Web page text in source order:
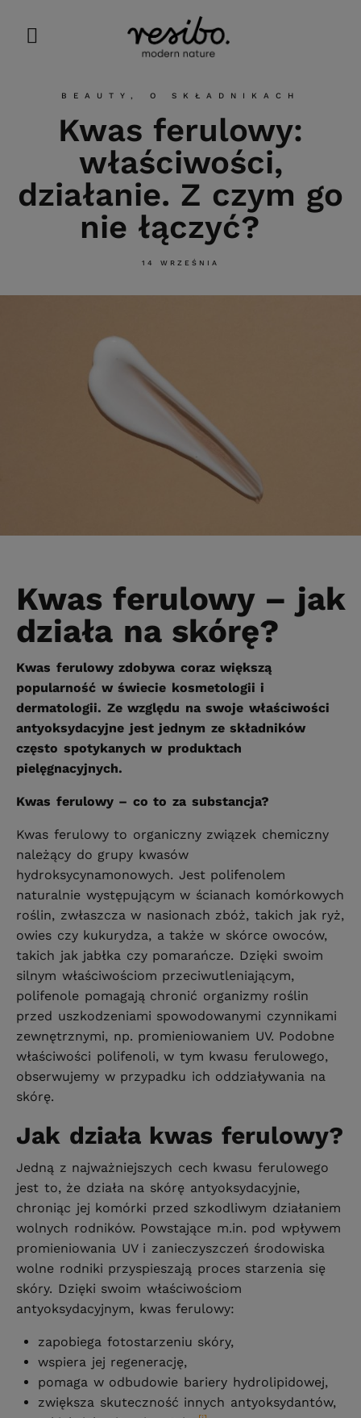
BEAUTY , O SKŁADNIKACH
Kwas ferulowy:
właściwości,
działanie. Z czym go
nie łączyć?
14 WRZEŚNIA
Kwas ferulowy – jak
działa na skórę?
Kwas ferulowy zdobywa coraz większą
popularność w świecie kosmetologii i
dermatologii. Ze względu na swoje właściwości
antyoksydacyjne jest jednym ze składników
często spotykanych w produktach
pielęgnacyjnych.
Kwas ferulowy – co to za substancja?
Kwas ferulowy to organiczny związek chemiczny
należący do grupy kwasów
hydroksycynamonowych. Jest polifenolem
naturalnie występującym w ścianach komórkowych
roślin, zwłaszcza w nasionach zbóż, takich jak ryż,
owies czy kukurydza, a także w skórce owoców,
takich jak jabłka czy pomarańcze. Dzięki swoim
silnym właściwościom przeciwutleniającym,
polifenole pomagają chronić organizmy roślin
przed uszkodzeniami spowodowanymi czynnikami
zewnętrznymi, np. promieniowaniem UV. Podobne
właściwości polifenoli, w tym kwasu ferulowego,
obserwujemy w przypadku ich oddziaływania na
skórę.
Jak działa kwas ferulowy?
Jedną z najważniejszych cech kwasu ferulowego
jest to, że działa na skórę antyoksydacyjnie,
chroniąc jej komórki przed szkodliwym działaniem
wolnych rodników. Powstające m.in. pod wpływem
promieniowania UV i zanieczyszczeń środowiska
wolne rodniki przyspieszają proces starzenia się
skóry. Dzięki swoim właściwościom
antyoksydacyjnym, kwas ferulowy:
zapobiega fotostarzeniu skóry,
wspiera jej regenerację,
pomaga w odbudowie bariery hydrolipidowej,
zwiększa skuteczność innych antyoksydantów,